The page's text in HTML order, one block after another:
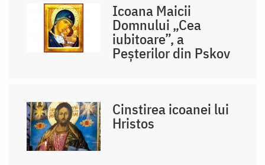
Icoana Maicii
Domnului „Cea
iubitoare”, a
Peșterilor din Pskov
Cinstirea icoanei lui
Hristos